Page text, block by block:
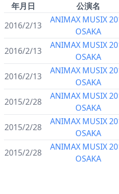
年月日 公演名
2016/2/13
ANIMAX MUSIX
OSAKA
2016/2/13
ANIMAX MUSIX
OSAKA
2016/2/13
ANIMAX MUSIX
OSAKA
2015/2/28
ANIMAX MUSIX
OSAKA
2015/2/28
ANIMAX MUSIX
OSAKA
2015/2/28
ANIMAX MUSIX
OSAKA